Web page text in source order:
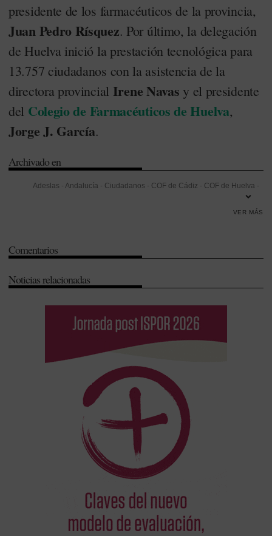
presidente de los farmacéuticos de la provincia,
Juan Pedro Rísquez. Por último, la delegación
de Huelva inició la prestación tecnológica para
13.757 ciudadanos con la asistencia de la
directora provincial Irene Navas y el presidente
del Colegio de Farmacéuticos de Huelva,
Jorge J. García.
Archivado en
Adeslas - Andalucía - Ciudadanos - COF de Cádiz - COF de Huelva -
Residencia
VER MÁS
Comentarios
Noticias relacionadas